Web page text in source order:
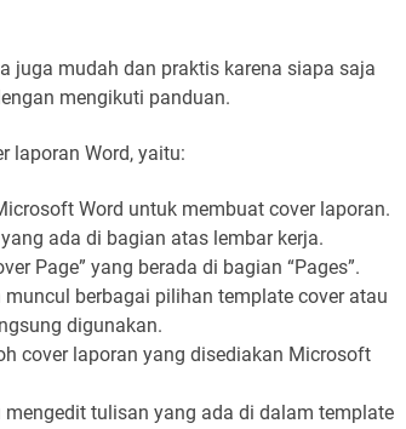
juga mudah dan praktis karena siapa saja
mengikuti panduan.
laporan Word, yaitu:
Word untuk membuat cover laporan.
ada di bagian atas lembar kerja.
Page” yang berada di bagian “Pages”.
berbagai pilihan template cover atau
digunakan.
cover laporan yang disediakan Microsoft
tulisan yang ada di dalam template